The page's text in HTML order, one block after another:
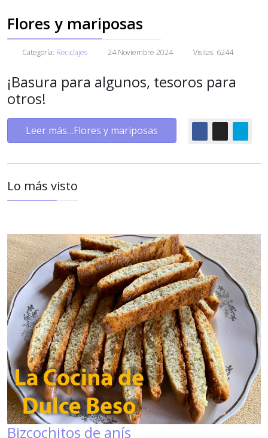
Flores y mariposas
Categoría: Reciclajes 24 Noviembre 2024 Visitas: 6244
¡Basura para algunos, tesoros para
otros!
Leer más…Flores y mariposas
Lo más visto
Bizcochitos de anís